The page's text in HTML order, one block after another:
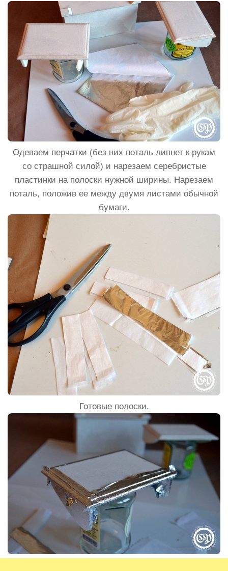
Одеваем перчатки (без них поталь липнет к рукам
со страшной силой) и нарезаем серебристые
пластинки на полоски нужной ширины. Нарезаем
поталь, положив ее между двумя листами обычной
бумаги.
Готовые полоски.